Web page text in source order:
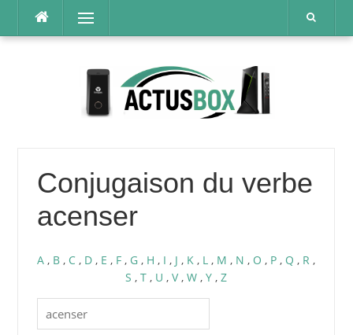
contenu
Menu
Conjugaison du verbe
acenser
A , B , C , D , E , F , G , H , I , J , K , L , M , N , O , P , Q , R ,
S , T , U , V, W , Y , Z